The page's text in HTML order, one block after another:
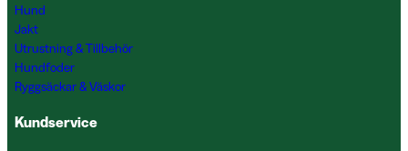
Hund
Jakt
Utrustning & Tillbehör
Hundfoder
Ryggsäckar & Väskor
Kundservice